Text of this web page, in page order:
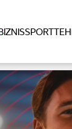
SPORT